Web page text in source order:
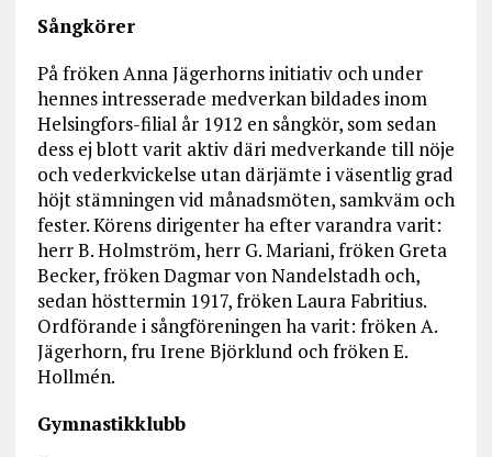
Sångkörer
På fröken Anna Jägerhorns initiativ och under
hennes intresserade medverkan bildades inom
Helsingfors-filial år 1912 en sångkör, som sedan
dess ej blott varit aktiv däri medverkande till nöje
och vederkvickelse utan därjämte i väsentlig grad
höjt stämningen vid månadsmöten, samkväm och
fester. Körens dirigenter ha efter varandra varit:
herr B. Holmström, herr G. Mariani, fröken Greta
Becker, fröken Dagmar von Nandelstadh och,
sedan hösttermin 1917, fröken Laura Fabritius.
Ordförande i sångföreningen ha varit: fröken A.
Jägerhorn, fru Irene Björklund och fröken E.
Hollmén.
Gymnastikklubb